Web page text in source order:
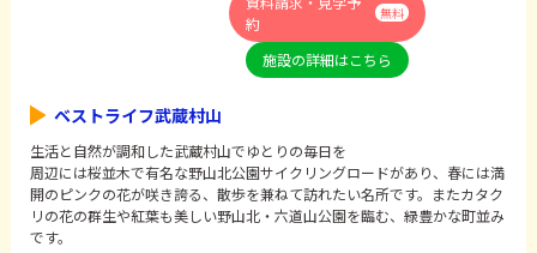
約
無料
施設の詳細はこちら
ベストライフ武蔵村山
生活と自然が調和した武蔵村山でゆとりの毎日を
周辺には桜並木で有名な野山北公園サイクリングロードがあり、春には満
開のピンクの花が咲き誇る、散歩を兼ねて訪れたい名所です。またカタク
リの花の群生や紅葉も美しい野山北・六道山公園を臨む、緑豊かな町並み
です。